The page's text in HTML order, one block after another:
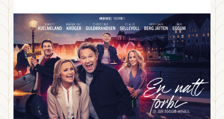
En natt forbi- En Jan Eggum-musikal
05.11.22
LØRDAG 5. NOVEMBER 2022
Starter
Varighet
Ca. 95 min.